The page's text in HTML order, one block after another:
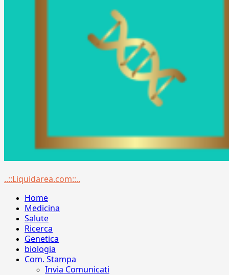
Menu
..::Liquidarea.com::..
Home
Medicina
Salute
Ricerca
Genetica
biologia
Com. Stampa
Invia Comunicati